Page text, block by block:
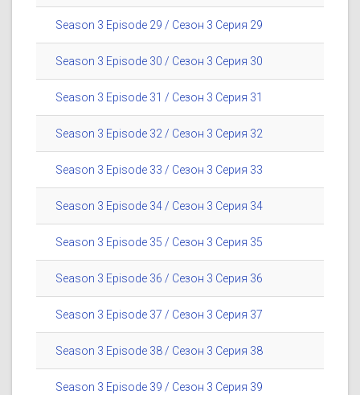
Season 3 Episode 29 / Сезон 3 Серия 29
Season 3 Episode 30 / Сезон 3 Серия 30
Season 3 Episode 31 / Сезон 3 Серия 31
Season 3 Episode 32 / Сезон 3 Серия 32
Season 3 Episode 33 / Сезон 3 Серия 33
Season 3 Episode 34 / Сезон 3 Серия 34
Season 3 Episode 35 / Сезон 3 Серия 35
Season 3 Episode 36 / Сезон 3 Серия 36
Season 3 Episode 37 / Сезон 3 Серия 37
Season 3 Episode 38 / Сезон 3 Серия 38
Season 3 Episode 39 / Сезон 3 Серия 39